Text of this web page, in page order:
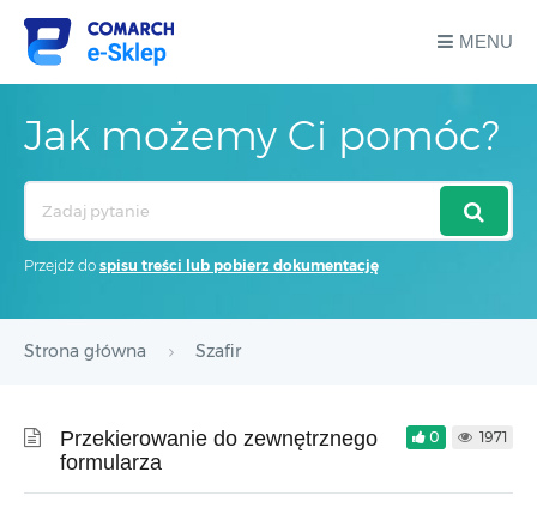
MENU
Jak możemy Ci pomóc?
Przejdź do spisu treści lub pobierz dokumentację
Strona główna Szafir
Przekierowanie do zewnętrznego
formularza
0 1971